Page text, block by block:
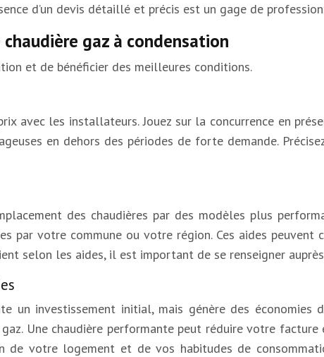
d’un devis détaillé et précis est un gage de
gaz à condensation
et de bénéficier des meilleures conditions.
avec les installateurs. Jouez sur la concurrence en
en dehors des périodes de forte demande.
des chaudières par des modèles plus
par votre commune ou votre région. Ces aides
selon les aides, il est important de se renseigner
un investissement initial, mais génère des
Une chaudière performante peut réduire votre
votre logement et de vos habitudes de